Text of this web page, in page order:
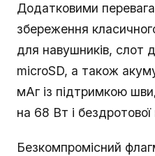
Додатковими
збереження
для навушників, слот
microSD, а також
мАг із підтримкою
на 68 Вт і
Безкомпромісний